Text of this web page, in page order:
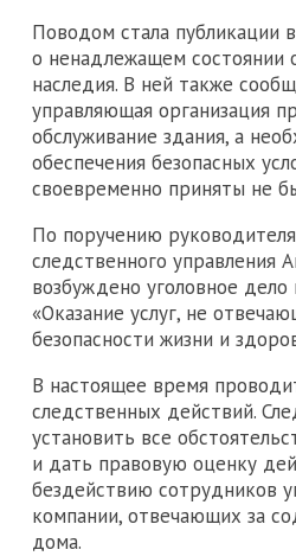
Поводом стала публикации
о ненадлежащем состоянии
наследия. В ней также
управляющая организация
обслуживание здания, а
обеспечения безопасных
своевременно приняты не
По поручению
следственного управления
возбуждено уголовное
«Оказание услуг, не
безопасности жизни и
В настоящее время
следственных действий.
установить все
и дать правовую оценку
бездействию сотрудников
компании, отвечающих за
дома.